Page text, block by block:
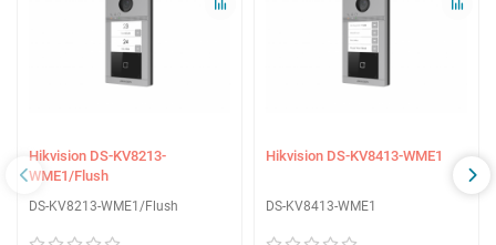
Hikvision DS-KV8213-
WME1/Flush
DS-KV8213-WME1/Flush
Hikvision DS-KV8413-WME1
DS-KV8413-WME1